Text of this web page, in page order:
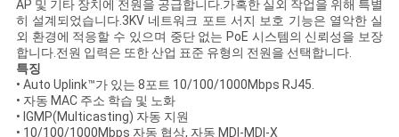
문
을
요
AP 및 기타 장치에 전원을 공급합니다.가혹한 실외 작업을 위해 특별
히 설계되었습니다.3KV 네트워크 포트 서지 보호 기능은 열악한 실
외 환경에 적응할 수 있으며 중단 없는 PoE 시스템의 신뢰성을 보장
합니다.전원 입력은 또한 산업 표준 유형의 전원을 선택합니다.
특징
• Auto Uplink™가 있는 8포트 10/100/1000Mbps RJ45.
• 자동 MAC 주소 학습 및 노화
• IGMP(Multicasting) 자동 지원
• 10/100/1000Mbps 자동 협상, 자동 MDI-MDI-X